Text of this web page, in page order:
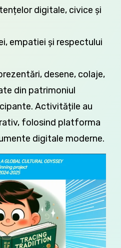
digitale, civice și
empatiei și respectului
desene, colaje,
din patrimoniul
Activitățile au
folosind platforma
digitale moderne.